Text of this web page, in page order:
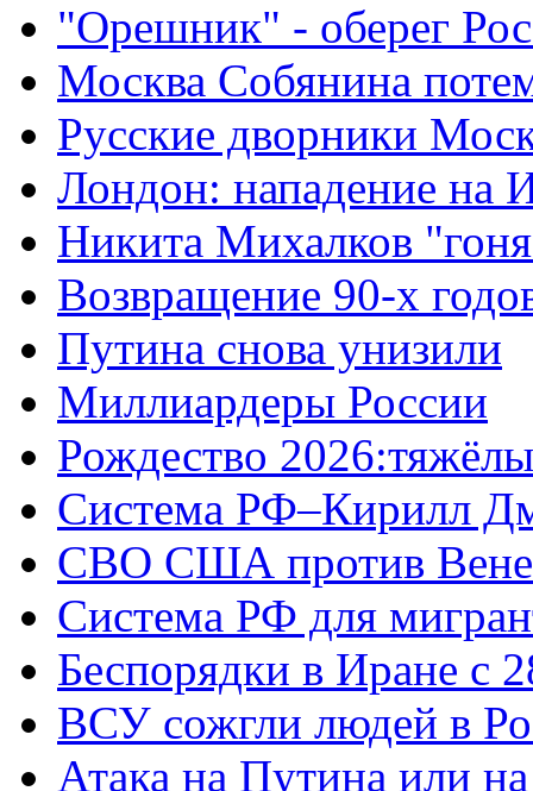
"Орешник" - оберег
Москва Собянина
Русские дворники
Лондон: нападение на
Никита Михалков
Возвращение 90-х
Путина снова унизили
Миллиардеры России
Рождество
Система РФ–Кирилл
СВО США против
Система РФ для
Беспорядки в Иране с
ВСУ сожгли людей в
Атака на Путина или